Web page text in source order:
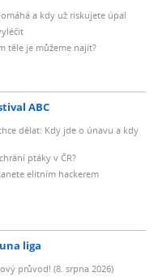
a kdy už riskujete úpal
těle je můžeme najít?
ABC
dělat: Kdy jde o únavu a kdy
ptáky v ČR?
elitním hackerem
liga
průvod! (8. srpna 2026)